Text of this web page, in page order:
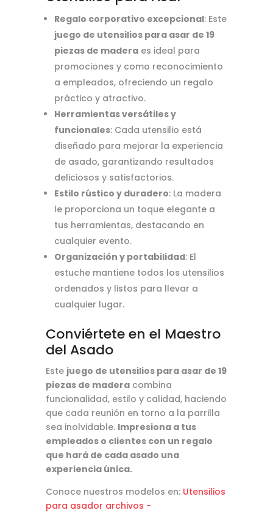
Regalo corporativo excepcional: Este
juego de utensilios para asar de 19
piezas de maderaes ideal para
promociones y como reconocimiento
a empleados, ofreciendo un regalo
práctico y atractivo.
Herramientas versátiles y
funcionales: Cada utensilio está
diseñado para mejorar la experiencia
de asado, garantizando resultados
deliciosos y satisfactorios.
Estilo rústico y duradero: La madera
le proporciona un toque elegante a
tus herramientas, destacando en
cualquier evento.
Organización y portabilidad: El
estuche mantiene todos los utensilios
ordenados y listos para llevar a
cualquier lugar.
Conviértete en el Maestro
del Asado
Este juego de utensilios para asar de 19
piezas de maderacombina
funcionalidad, estilo y calidad, haciendo
que cada reunión en torno a la parrilla
sea inolvidable. Impresiona a tus
empleados o clientes con un regalo
que hará de cada asado una
experiencia única.
Conoce nuestros modelos en: Utensilios
para asador archivos -